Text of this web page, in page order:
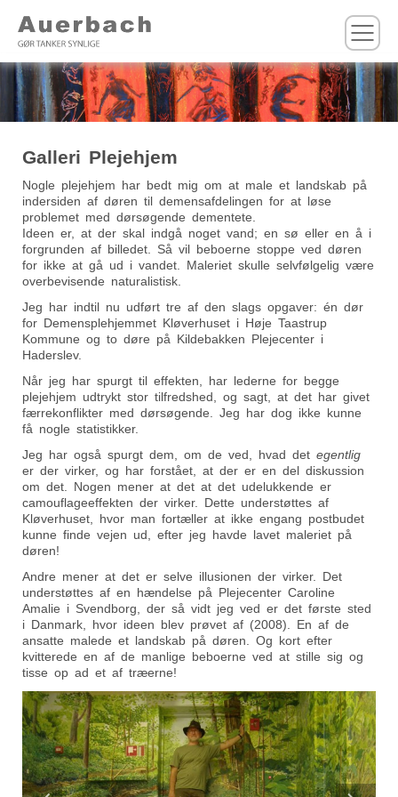
Galleri Plejehjem
Nogle plejehjem har bedt mig om at male et landskab på
indersiden af døren til demensafdelingen for at løse
problemet med dørsøgende dementete.
Ideen er, at der skal indgå noget vand; en sø eller en å i
forgrunden af billedet. Så vil beboerne stoppe ved døren
for ikke at gå ud i vandet. Maleriet skulle selvfølgelig være
overbevisende naturalistisk.
Jeg har indtil nu udført tre af den slags opgaver: én dør
for Demensplehjemmet Kløverhuset i Høje Taastrup
Kommune og to døre på Kildebakken Plejecenter i
Haderslev.
Når jeg har spurgt til effekten, har lederne for begge
plejehjem udtrykt stor tilfredshed, og sagt, at det har givet
færrekonflikter med dørsøgende. Jeg har dog ikke kunne
få nogle statistikker.
Jeg har også spurgt dem, om de ved, hvad det egentlig
er der virker, og har forstået, at der er en del diskussion
om det. Nogen mener at det at det udelukkende er
camouflageeffekten der virker. Dette understøttes af
Kløverhuset, hvor man fortæller at ikke engang postbudet
kunne finde vejen ud, efter jeg havde lavet maleriet på
døren!
Andre mener at det er selve illusionen der virker. Det
understøttes af en hændelse på Plejecenter Caroline
Amalie i Svendborg, der så vidt jeg ved er det første sted
i Danmark, hvor ideen blev prøvet af (2008). En af de
ansatte malede et landskab på døren. Og kort efter
kvitterede en af de manlige beboerne ved at stille sig og
tisse op ad et af træerne!